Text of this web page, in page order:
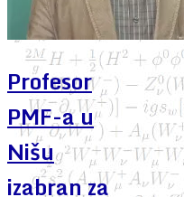
Profesor
PMF-a u
Nišu
izabran za